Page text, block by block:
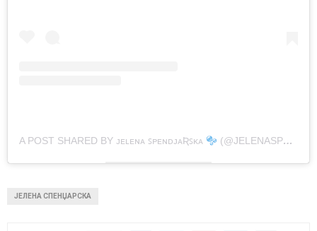
A POST SHARED BY ᴊᴇʟᴇɴᴀ ꜱᴘᴇɴᴅᴊᴀƦꜱᴋᴀ (@JELENASPENDJARSKA)
ЈЕЛЕНА СПЕНЏАРСКА